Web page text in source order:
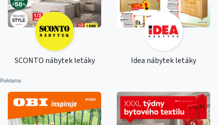
SCONTO nábytek letáky Idea nábytek letáky